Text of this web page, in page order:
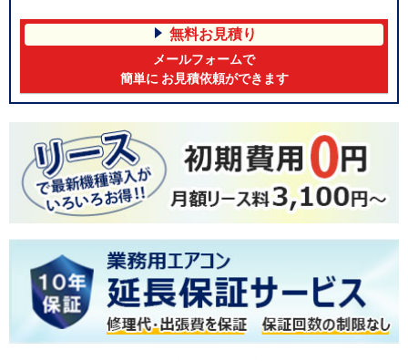
無料お見積り
メールフォームで
簡単に お見積依頼ができます